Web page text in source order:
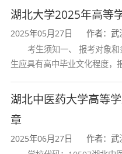
招聘与配置能力：
择、人才测评等核心
才引进和岗位匹配工
培训与开发能力：
划制定、课程设计与
绩效管理能力：掌
方法选择、绩效反馈
薪酬福利设计能力
湖北大学2025年高等
2025年05月27日
作者：武
考生须知一、 报考对象
生应具有高中毕业文化程度，
构颁发的大学专科毕业证书的
湖北中医药大学高等
章
2025年06月27日
作者：武